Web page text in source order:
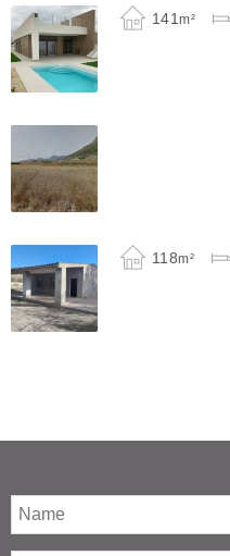
141m²
118m²